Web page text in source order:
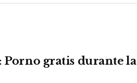
Porno gratis durante la